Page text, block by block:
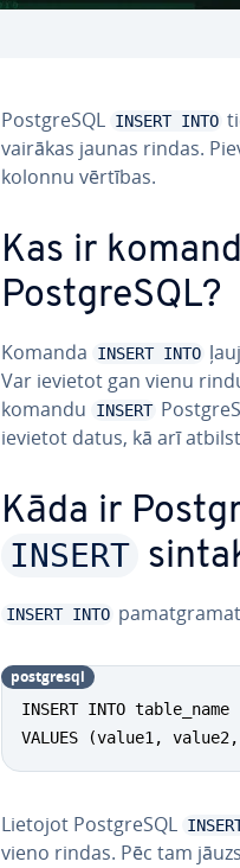
PostgreSQL INSERT INTO
vairākas jaunas rindas.
kolonnu vērtības.
Kas ir
PostgreSQL?
Komanda INSERT INTO ļauj
Var ievietot gan vienu
komandu
INSERT
ievietot datus, kā arī
Kāda ir
INSERT
INSERT INTO
INSERT INTO
VALUES (value1,
postgresql
Lietojot PostgreSQL
vie­no rindas. Pēc tam